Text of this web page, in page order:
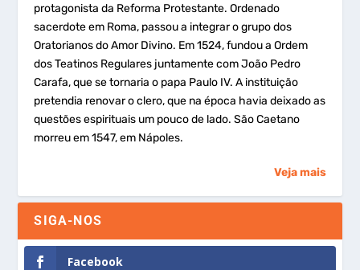
protagonista da Reforma Protestante. Ordenado
sacerdote em Roma, passou a integrar o grupo dos
Oratorianos do Amor Divino. Em 1524, fundou a Ordem
dos Teatinos Regulares juntamente com João Pedro
Carafa, que se tornaria o papa Paulo IV. A instituição
pretendia renovar o clero, que na época havia deixado as
questões espirituais um pouco de lado. São Caetano
morreu em 1547, em Nápoles.
Veja mais
SIGA-NOS
Facebook